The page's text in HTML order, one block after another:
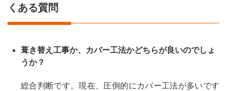
くある質問
葺き替え工事か、カバー工法かどちらが良いのでしょ
うか？
総合判断です。現在、圧倒的にカバー工法が多いです